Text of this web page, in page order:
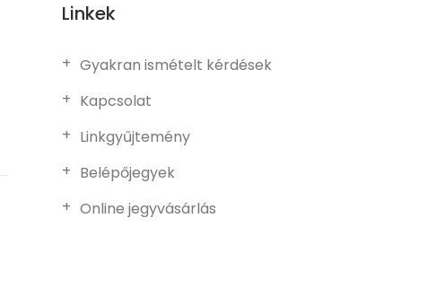
Linkek
Gyakran ismételt kérdések
Kapcsolat
Linkgyűjtemény
Belépőjegyek
Online jegyvásárlás